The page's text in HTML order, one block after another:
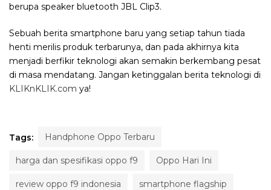
berupa speaker bluetooth JBL Clip3.
Sebuah berita smartphone baru yang setiap tahun tiada
henti merilis produk terbarunya, dan pada akhirnya kita
menjadi berfikir teknologi akan semakin berkembang pesat
di masa mendatang. Jangan ketinggalan berita teknologi di
KLIKnKLIK.com ya!
Tags: Handphone Oppo Terbaru
harga dan spesifikasi oppo f9 Oppo Hari Ini
review oppo f9 indonesia smartphone flagship